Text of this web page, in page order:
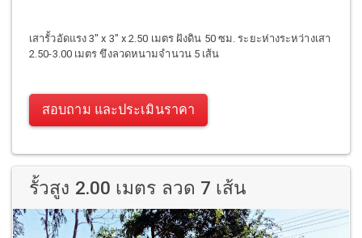
เสารั้วอัดแรง 3" x 3" x 2.50 เมตร ฝังดิน 50 ซม. ระยะห่างระหว่างเสา
2.50-3.00 เมตร ขึงลวดหนามจำนวน 5 เส้น
สอบถาม และประเมินราคา
รั้วสูง 2.00 เมตร ลวด 7 เส้น